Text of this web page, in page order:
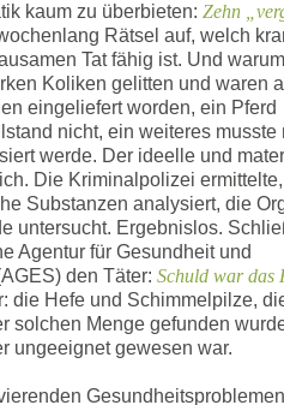
kaum zu überbieten: Zehn
Rätsel auf, welch
Tat fähig ist. Und
Koliken gelitten und waren
eingeliefert worden, ein Pferd
nicht, ein weiteres musste
werde. Der ideelle und
Die Kriminalpolizei
Substanzen analysiert, die
untersucht. Ergebnislos.
Agentur für Gesundheit und
den Täter: Schuld war das
die Hefe und Schimmelpilze,
solchen Menge gefunden
ungeeignet gewesen war.